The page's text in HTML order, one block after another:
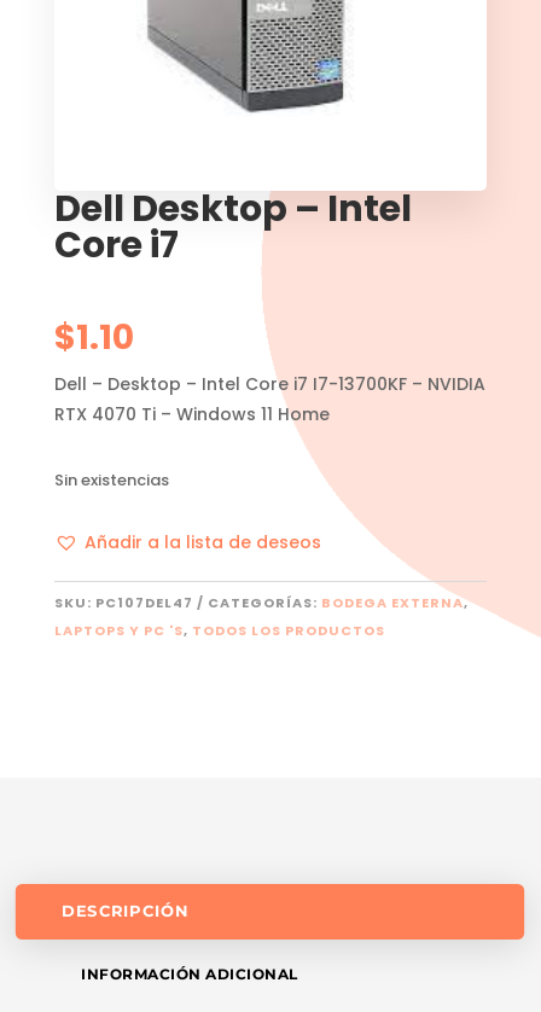
Dell Desktop – Intel
Core i7
$1.10
Dell – Desktop – Intel Core i7 I7-13700KF – NVIDIA
RTX 4070 Ti – Windows 11 Home
Sin existencias
Añadir a la lista de deseos
SKU: PC107DEL47 CATEGORÍAS: BODEGA EXTERNA,
LAPTOPS Y PC 'S, TODOS LOS PRODUCTOS
DESCRIPCIÓN
INFORMACIÓN ADICIONAL